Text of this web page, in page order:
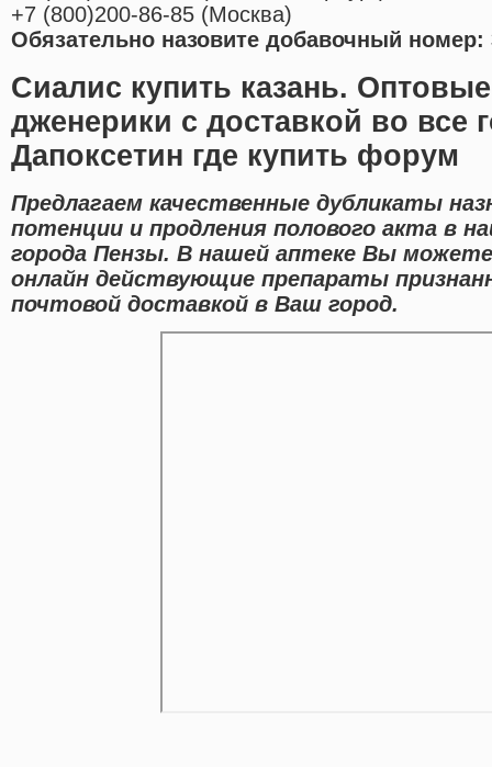
+7 (800)200-86-85 (Москва)
Обязательно назовите добавочный номер:
Сиалис купить казань.
дженерики с доставкой во все
Дапоксетин где купить форум
Предлагаем качественные дубликаты
потенции и продления полового акта в
города Пензы. В нашей аптеке Вы
онлайн действующие препараты
почтовой доставкой в Ваш город.